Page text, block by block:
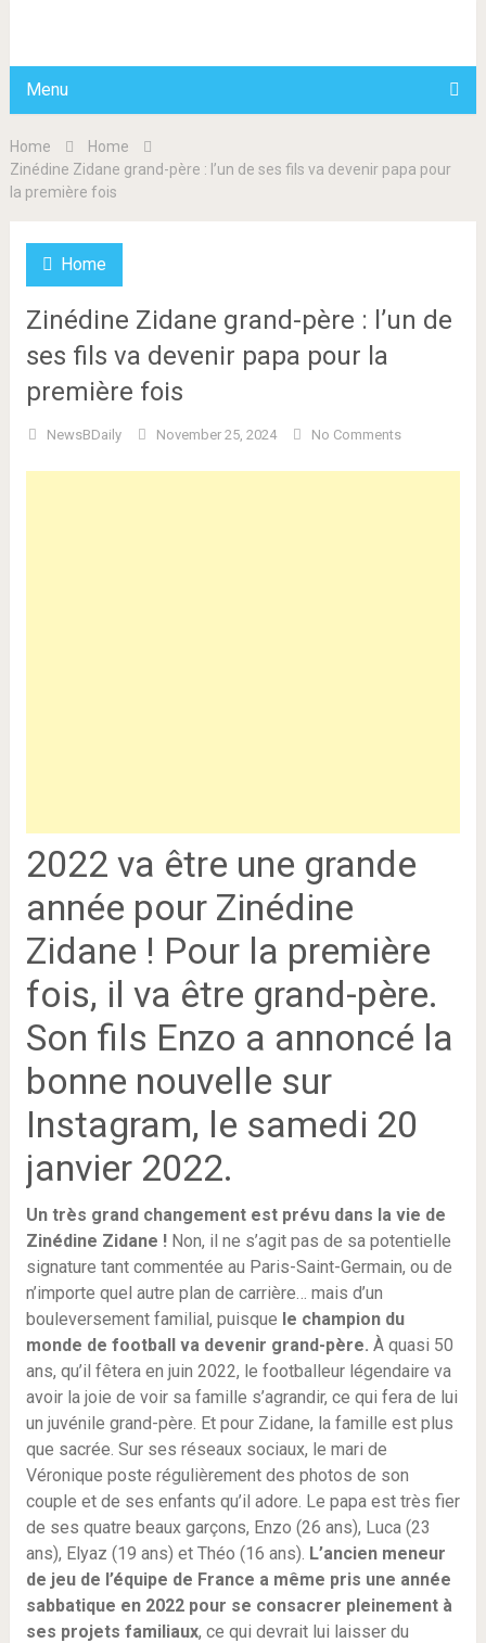
Menu
Home
Home
Zinédine Zidane grand-père : l’un de ses fils va devenir papa pour
la première fois
Home
Zinédine Zidane grand-père : l’un de
ses fils va devenir papa pour la
première fois
NewsBDaily November 25, 2024 No Comments
2022 va être une grande
année pour Zinédine
Zidane ! Pour la première
fois, il va être grand-père.
Son fils Enzo a annoncé la
bonne nouvelle sur
Instagram, le samedi 20
janvier 2022.
Un très grand changement est prévu dans la vie de
Zinédine Zidane ! Non, il ne s’agit pas de sa potentielle
signature tant commentée au Paris-Saint-Germain, ou de
n’importe quel autre plan de carrière… mais d’un
bouleversement familial, puisque le champion du
monde de football va devenir grand-père. À quasi 50
ans, qu’il fêtera en juin 2022, le footballeur légendaire va
avoir la joie de voir sa famille s’agrandir, ce qui fera de lui
un juvénile grand-père. Et pour Zidane, la famille est plus
que sacrée. Sur ses réseaux sociaux, le mari de
Véronique poste régulièrement des photos de son
couple et de ses enfants qu’il adore. Le papa est très fier
de ses quatre beaux garçons, Enzo (26 ans), Luca (23
ans), Elyaz (19 ans) et Théo (16 ans). L’ancien meneur
de jeu de l’équipe de France a même pris une année
sabbatique en 2022 pour se consacrer pleinement à
ses projets familiaux, ce qui devrait lui laisser du